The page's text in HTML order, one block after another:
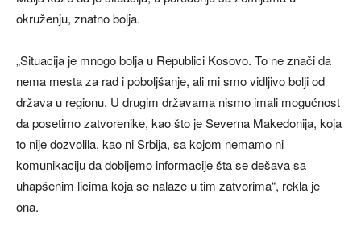
okruženju, znatno bolja.
„Situacija je mnogo bolja u Republici Kosovo. To ne znači da
nema mesta za rad i poboljšanje, ali mi smo vidljivo bolji od
država u regionu. U drugim državama nismo imali mogućnost
da posetimo zatvorenike, kao što je Severna Makedonija, koja
to nije dozvolila, kao ni Srbija, sa kojom nemamo ni
komunikaciju da dobijemo informacije šta se dešava sa
uhapšenim licima koja se nalaze u tim zatvorima“, rekla je
ona.